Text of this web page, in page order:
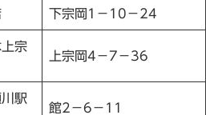
下宗岡1－10－24
宗
上宗岡4－7－36
駅
館2－6－11